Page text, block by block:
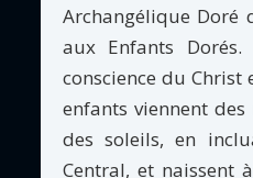
Archangélique Doré
aux Enfants
conscience du Christ
enfants viennent des
des soleils, en
Central, et naissent